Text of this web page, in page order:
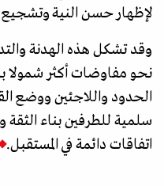
لإظهار حسن النية وتشجيع
وقد تشكل هذه الهدنة
نحو مفاوضات أكثر شمولا
الحدود واللاجئين ووضع
سلمية للطرفين بناء
اتفاقات دائمة في المستقبل.